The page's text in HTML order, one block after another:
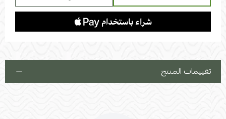
المواصفات الفنية:
الارتفاع:100 سم (ارتفاع مميز يبرز جمال التحف عليه).
السطح:بديل رخام عالي الجودة.
القواعد:خشبية متينة.
✨جدد ديكور منزلك الآن واجعل الانطباع الأول لا يُنسى!
تقييمات المنتج